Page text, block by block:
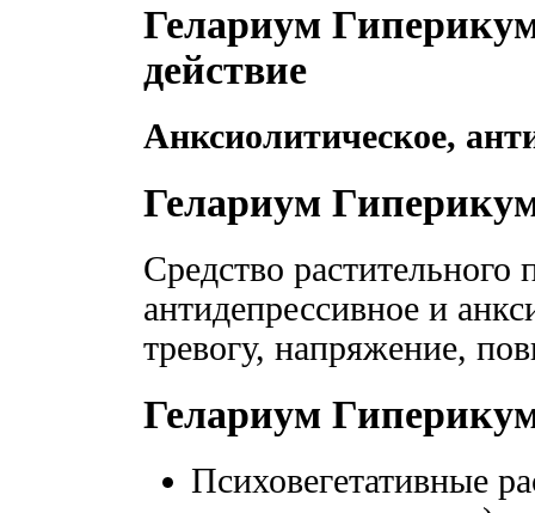
Гелариум
действие
Анксиолитическое,
Гелариум
Средство
антидепрессивное и
тревогу, напряжение,
Гелариум
Психовегетативные